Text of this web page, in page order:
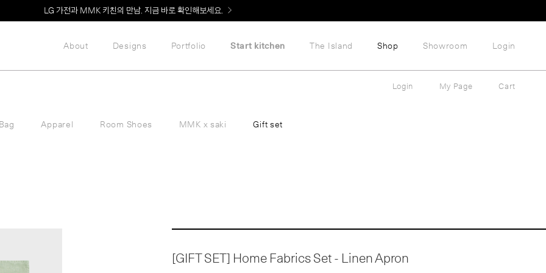
Welcome! 신규 회원가입 시 MMK Shop Coupon (총 60만원) 지급
LG 가전과 MMK 키친의 만남. 지금 바로 확인해보세요.
About Designs Portfolio Start kitchen The Island Shop Showroom Login
Bag Apparel Room Shoes MMK x saki Gift set
Login My Page Cart
[GIFT SET] Home Fabrics Set - Linen Apron